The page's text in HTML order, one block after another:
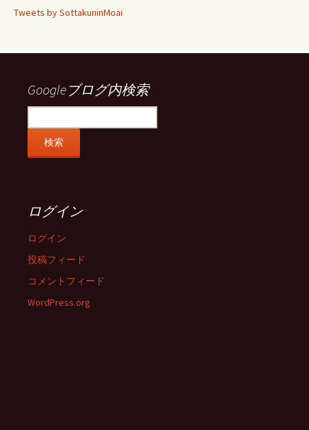
ー ー ー ー
示
Tweets by SottakuninMoai
Googleブログ内検索
ログイン
ログイン
投稿フィード
コメントフィード
WordPress.org